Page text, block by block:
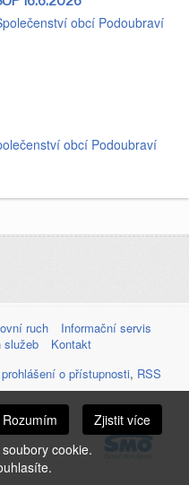
obcí Podoubraví
obcí Podoubraví
ruch
Informační servis
služeb
Kontakt
prohlášení o přístupnosti, RSS
Zjistit více
Rozumím
cookie.